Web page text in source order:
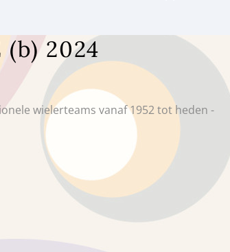
(b) 2024
wielerteams vanaf 1952 tot heden -